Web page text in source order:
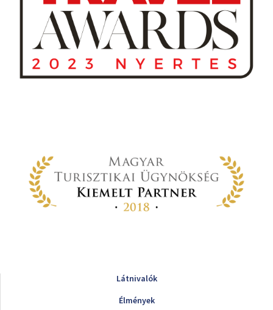
Látnivalók
Élmények